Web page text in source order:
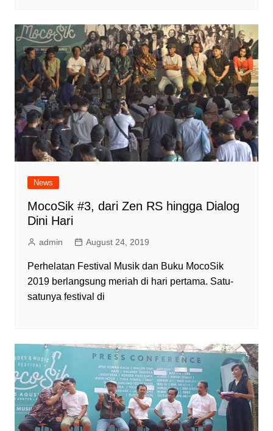
News
MocoSik #3, dari Zen RS hingga Dialog
Dini Hari
admin August 24, 2019
Perhelatan Festival Musik dan Buku MocoSik
2019 berlangsung meriah di hari pertama. Satu-
satunya festival di